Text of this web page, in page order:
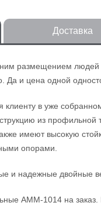
Доставка
размещением
Да и цена одной
клиенту в уже
из профильной
имеют высокую
опорами.
и надежные двойные
AMM-1014 на